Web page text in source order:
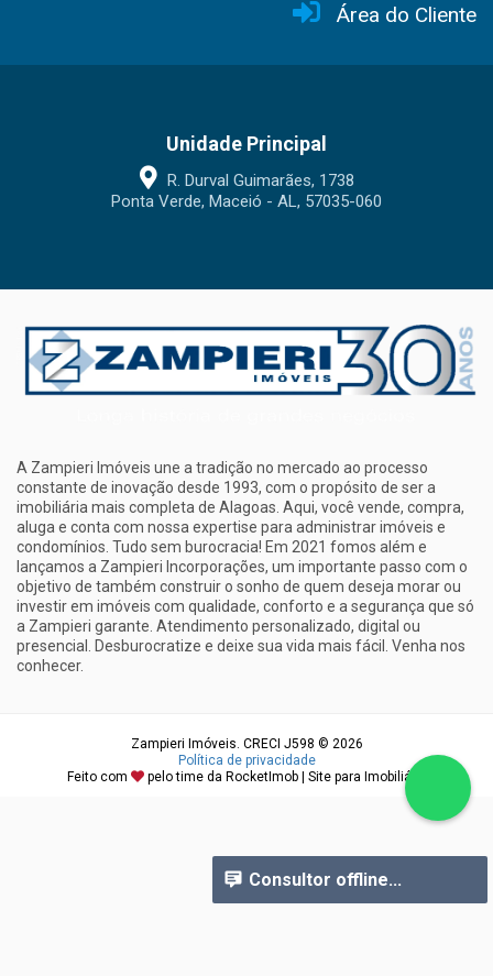
Consultor offline...
Área do Cliente
Unidade Principal
R. Durval Guimarães, 1738
Ponta Verde, Maceió - AL, 57035-060
A Zampieri Imóveis une a tradição no mercado ao processo
constante de inovação desde 1993, com o propósito de ser a
imobiliária mais completa de Alagoas. Aqui, você vende, compra,
aluga e conta com nossa expertise para administrar imóveis e
condomínios. Tudo sem burocracia! Em 2021 fomos além e
lançamos a Zampieri Incorporações, um importante passo com o
objetivo de também construir o sonho de quem deseja morar ou
investir em imóveis com qualidade, conforto e a segurança que só
a Zampieri garante. Atendimento personalizado, digital ou
presencial. Desburocratize e deixe sua vida mais fácil. Venha nos
conhecer.
Zampieri Imóveis. CRECI J598 © 2026
Política de privacidade
Feito com
pelo time da RocketImob | Site para Imobiliária